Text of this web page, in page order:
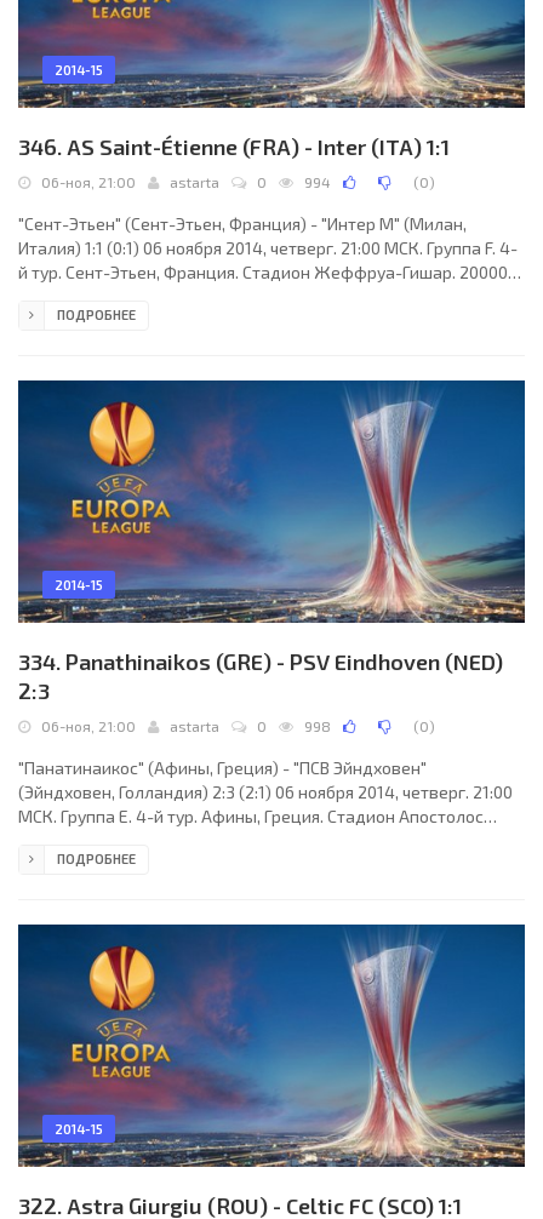
2014-15
346. AS Saint-Étienne (FRA) - Inter (ITA) 1:1
06-ноя, 21:00 astarta 0 994 (0)
"Сент-Этьен" (Сент-Этьен, Франция) - "Интер М" (Милан,
Италия) 1:1 (0:1) 06 ноября 2014, четверг. 21:00 МСК. Группа F. 4-
й тур. Сент-Этьен, Франция. Стадион Жеффруа-Гишар. 20000
(Словения), Юре Прапротник (Словения), Томаж Кланчник
Байял Салл, Флорентин Погба, Лоик Перрен (к), Жереми
Клеман, Фабьен Лемуан, Франк Табану, Ромен Амума
ПОДРОБНЕЕ
2014-15
334. Panathinaikos (GRE) - PSV Eindhoven (NED)
2:3
06-ноя, 21:00 astarta 0 998 (0)
"Панатинаикос" (Афины, Греция) - "ПСВ Эйндховен"
(Эйндховен, Голландия) 2:3 (2:1) 06 ноября 2014, четверг. 21:00
МСК. Группа E. 4-й тур. Афины, Греция. Стадион Апостолос
Марио Страхоня (Загреб, Хорватия), Синиша Премужай
Триантафиллопулос, Гордон Шильденфельд, Нано, Давид
Мендес да Сильва, Анастасиос Лагос (Христос Донис, 44),
ПОДРОБНЕЕ
2014-15
322. Astra Giurgiu (ROU) - Celtic FC (SCO) 1:1